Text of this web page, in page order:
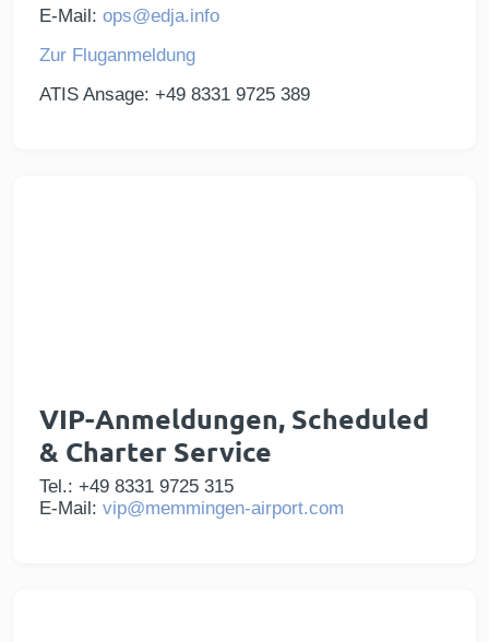
E-Mail: ops@edja.info
Zur Fluganmeldung
ATIS Ansage: +49 8331 9725 389
VIP-Anmeldungen, Scheduled
& Charter Service
Tel.: +49 8331 9725 315
E-Mail: vip@memmingen-airport.com